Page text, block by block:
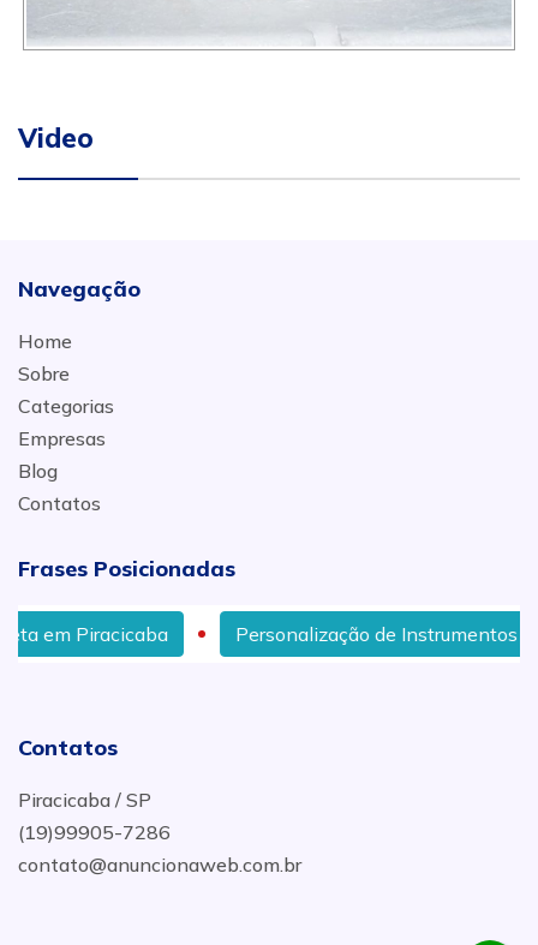
Video
Navegação
Home
Sobre
Categorias
Empresas
Blog
Contatos
Frases Posicionadas
Personalização de Instrumentos Musicais em Piracicaba
Contatos
Piracicaba / SP
(19)99905-7286
contato@anuncionaweb.com.br